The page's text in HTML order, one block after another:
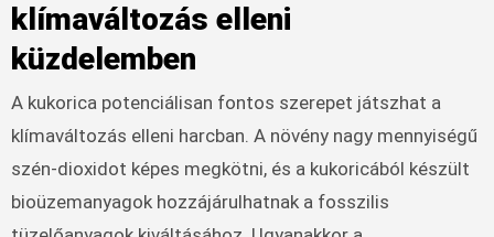
klímaváltozás elleni
küzdelemben
A kukorica potenciálisan fontos szerepet játszhat a
klímaváltozás elleni harcban. A növény nagy mennyiségű
szén-dioxidot képes megkötni, és a kukoricából készült
bioüzemanyagok hozzájárulhatnak a fosszilis